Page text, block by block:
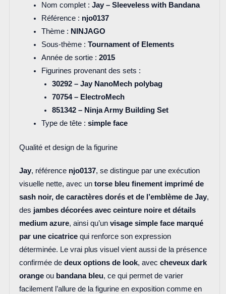
Nom complet : Jay – Sleeveless with Bandana
Référence : njo0137
Thème : NINJAGO
Sous-thème : Tournament of Elements
Année de sortie : 2015
Figurines provenant des sets :
30292 – Jay NanoMech polybag
70754 – ElectroMech
851342 – Ninja Army Building Set
Type de tête : simple face
Qualité et design de la figurine
Jay, référence njo0137, se distingue par une exécution
visuelle nette, avec un torse bleu finement imprimé de
sash noir, de caractères dorés et de l’emblème de Jay,
des jambes décorées avec ceinture noire et détails
medium azure, ainsi qu’un visage simple face marqué
par une cicatricequi renforce son expression
déterminée. Le vrai plus visuel vient aussi de la présence
confirmée de deux options de look, avec cheveux dark
orangeou bandana bleu, ce qui permet de varier
facilement l’allure de la figurine en exposition comme en